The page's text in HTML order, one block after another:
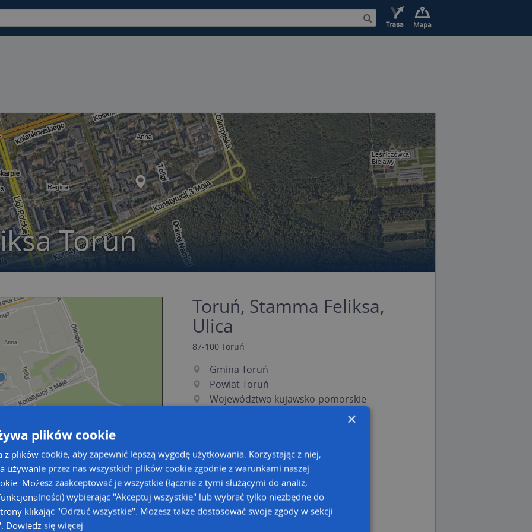
Toruń
mapę
mapę
tras dla Twojej branży
Toruń, Stamma Feliksa,
Ulica
87-100 Toruń
Gmina Toruń
Powiat Toruń
Województwo kujawsko-pomorskie
×
plików cookie
z plików cookie, aby zapewnić lepszą wygodę użytkowania. Korzystając z niej,
używanie przez nas wszystkich plików cookie zgodnie z warunkami naszej
Możesz zaakceptować je wszystkie (łącznie z tymi służącymi do analiz,
wybierając "Akceptuj wszystkie" lub wybrać tylko niezbędne do
klikając "Odrzuć wszystkie". Możesz także dostosować swoje zgody w sekcji
Dowiedz się więcej